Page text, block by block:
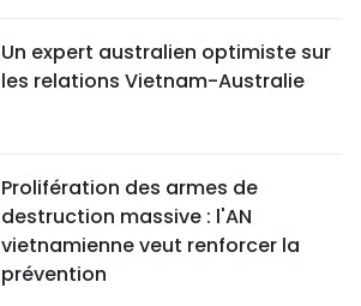
Un expert australien optimiste sur
les relations Vietnam-Australie
Prolifération des armes de
destruction massive : l'AN
vietnamienne veut renforcer la
prévention